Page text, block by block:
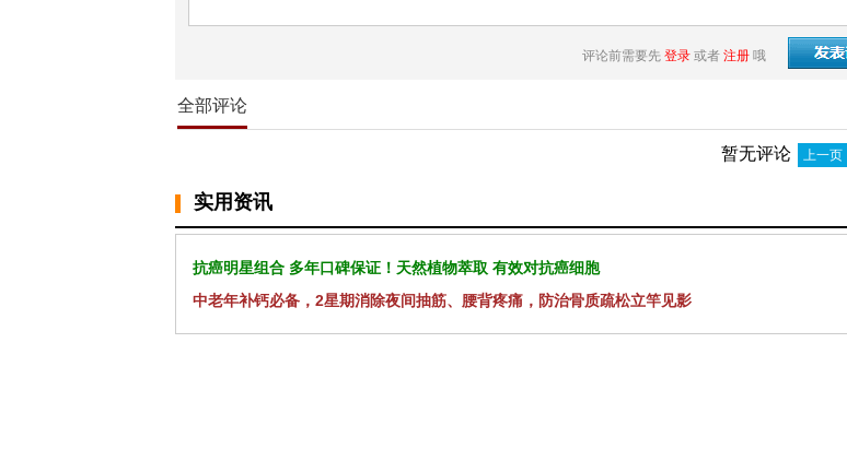
评论前需要先 登录 或者 注册 哦
全部评论
暂无评论 上一页
实用资讯
抗癌明星组合 多年口碑保证！天然植物萃取 有效对抗癌细胞
中老年补钙必备，2星期消除夜间抽筋、腰背疼痛，防治骨质疏松立竿见影